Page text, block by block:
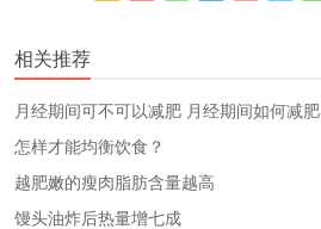
相关推荐
​月经期间可不可以减肥 月经期间如何减肥
怎样才能均衡饮食？
越肥嫩的瘦肉脂肪含量越高
馒头油炸后热量增七成